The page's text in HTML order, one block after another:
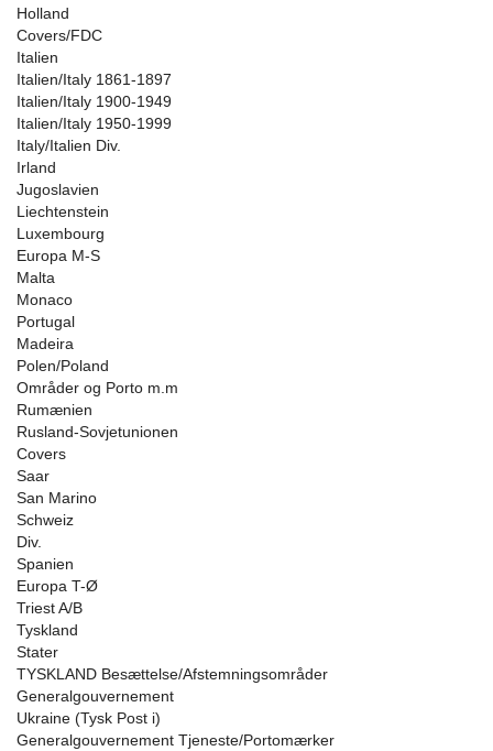
Holland
Covers/FDC
Italien
Italien/Italy 1861-1897
Italien/Italy 1900-1949
Italien/Italy 1950-1999
Italy/Italien Div.
Irland
Jugoslavien
Liechtenstein
Luxembourg
Europa M-S
Malta
Monaco
Portugal
Madeira
Polen/Poland
Områder og Porto m.m
Rumænien
Rusland-Sovjetunionen
Covers
Saar
San Marino
Schweiz
Div.
Spanien
Europa T-Ø
Triest A/B
Tyskland
Stater
TYSKLAND Besættelse/Afstemningsområder
Generalgouvernement
Ukraine (Tysk Post i)
Generalgouvernement Tjeneste/Portomærker